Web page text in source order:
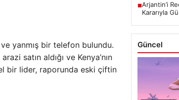
yanmış bir telefon bulundu.
satın aldığı ve Kenya’nın
bir lider, raporunda eski çiftin
■Arjantin’i
Kararıyla
Güncel